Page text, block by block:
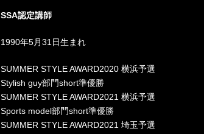
SSA認定講師
1990年5月31日生まれ
SUMMER STYLE AWARD2020 横浜予選
Stylish guy部門short準優勝
SUMMER STYLE AWARD2021 横浜予選
Sports model部門short準優勝
SUMMER STYLE AWARD2021 埼玉予選